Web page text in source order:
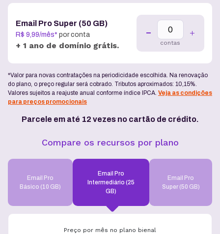
Email Pro Super (50 GB)
R$ 9 99/mês* por conta
+ 1 ano de domínio grátis. contas
*Valor para novas contratações na periodicidade escolhida. Na renovação
do plano, o preço regular será cobrado. Tributos aproximados: 10,15%.
Valores sujeitos a reajuste anual conforme índice IPCA. Veja as condições
para preços promocionais
Parcele em até 12 vezes no cartão de crédito.
Compare os recursos por plano
Email Pro
Básico (10 GB)
Email Pro
Intermediário (25
GB)
Email Pro
Super (50 GB)
Preço por mês no plano bienal